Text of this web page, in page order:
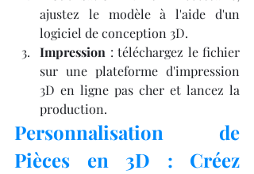
ajustez le modèle à l'aide d'un
logiciel de conception 3D.
Impression : téléchargez le fichier
sur une plateforme d'impression
3D en ligne pas cher et lancez la
production.​
Personnalisation de
Pièces en 3D : Créez